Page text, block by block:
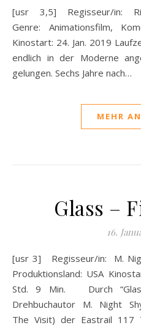
[usr 3,5] Regisseur/in: Rich Moore, Phil Johnson
Genre: Animationsfilm,
Kinostart: 24. Jan. 2019
endlich in der Moderne
gelungen. Sechs Jahre nach…
MEHR
Glass –
16.
[usr 3] Regisseur/in: M. Night Shyamalan Genre: Thriller
Produktionsland: USA
Std. 9 Min. Durch
Drehbuchautor M. Night
The Visit) der Eastrail 117